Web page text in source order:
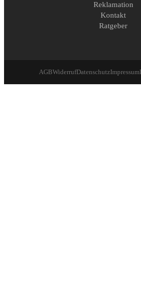
Reklamation
Kontakt
Ratgeber
AGBWiderrufDatenschutzImpressum